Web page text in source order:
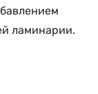
ламинарии.